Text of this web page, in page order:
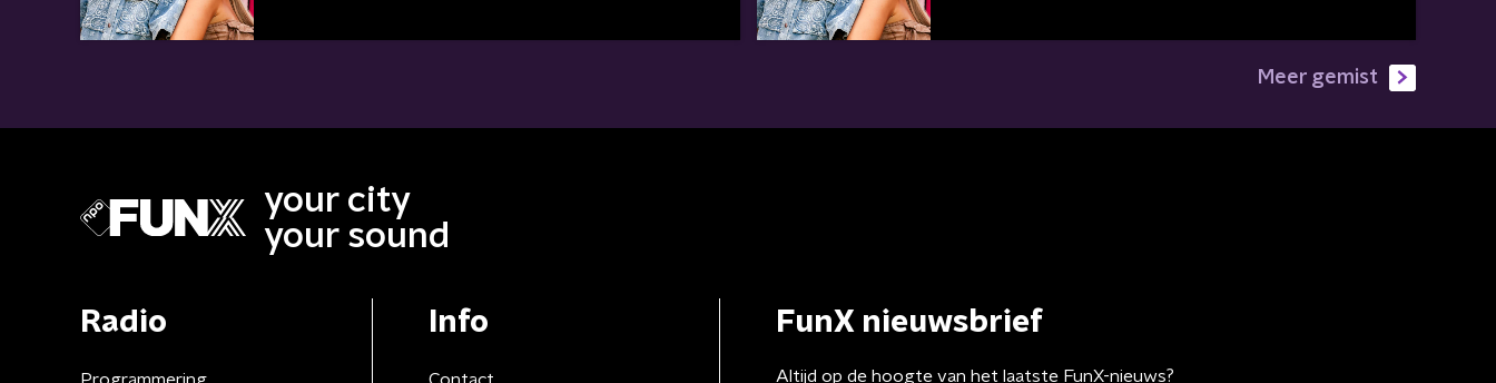
Meer gemist
your city
your sound
Radio
Programmering
Info
Contact
FunX nieuwsbrief
Altijd op de hoogte van het laatste FunX-nieuws?